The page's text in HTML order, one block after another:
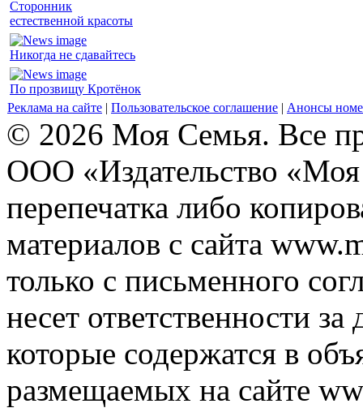
Сторонник
естественной красоты
Никогда не сдавайтесь
По прозвищу Кротёнок
Реклама на сайте | Пользовательское соглашение | Анонсы
© 2026 Моя Семья. Все
ООО «Издательство
перепечатка либо
материалов с сайта
только с письменного
несет ответственности
которые содержатся в
размещаемых на сайте